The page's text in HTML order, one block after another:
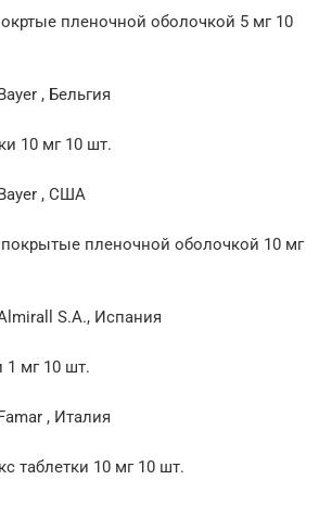
пленочной оболочкой 5 мг 10
, Бельгия
10 мг 10 шт.
, США
покрытые пленочной оболочкой 10 мг
S.A., Испания
1 мг 10 шт.
, Италия
таблетки 10 мг 10 шт.